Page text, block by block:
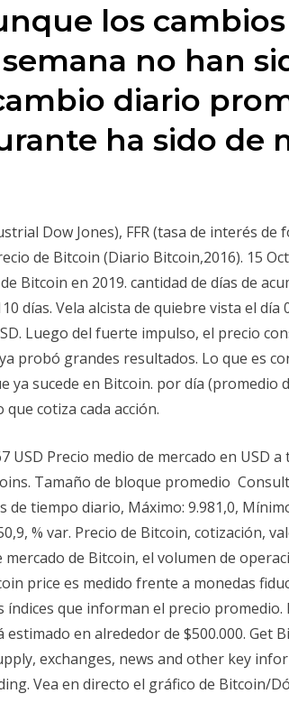
los
no han
diario
ha sido de
Dow Jones), FFR (tasa de interés de
de Bitcoin (Diario Bitcoin,2016). 15
Bitcoin en 2019. cantidad de días de
días. Vela alcista de quiebre vista el día
Luego del fuerte impulso, el precio
probó grandes resultados. Lo que es
ya sucede en Bitcoin. por día (promedio
cotiza cada acción.
USD Precio medio de mercado en USD a
Tamaño de bloque promedio
tiempo diario, Máximo: 9.981,0,
% var. Precio de Bitcoin, cotización,
de Bitcoin, el volumen de
price es medido frente a monedas
índices que informan el precio promedio.
en alrededor de $500.000. Get
exchanges, news and other key
Vea en directo el gráfico de Bitcoin/